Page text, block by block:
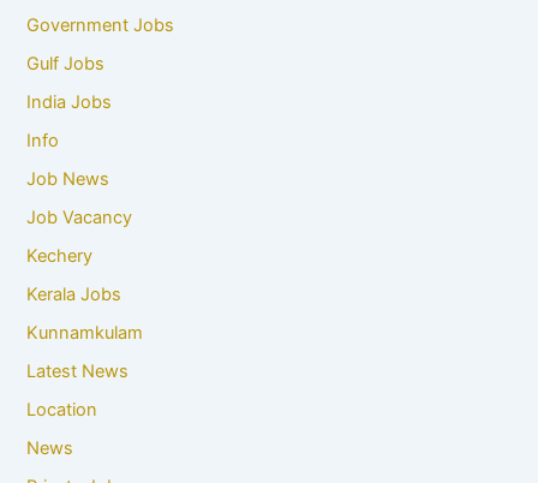
Government Jobs
Gulf Jobs
India Jobs
Info
Job News
Job Vacancy
Kechery
Kerala Jobs
Kunnamkulam
Latest News
Location
News